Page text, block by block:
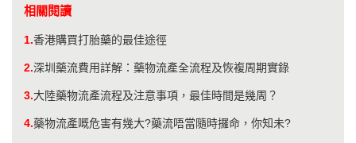
相關閱讀
1.香港購買打胎藥的最佳途徑
2.深圳藥流費用詳解：藥物流產全流程及恢複周期實錄
3.大陸藥物流產流程及注意事項，最佳時間是幾周？
4.藥物流產嘅危害有幾大?藥流唔當隨時攞命，你知未?